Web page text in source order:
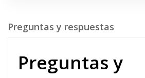
Preguntas y respuestas
Preguntas y